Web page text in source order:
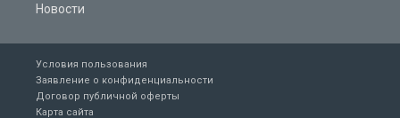
Новости
Условия пользования
Заявление о конфиденциальности
Договор публичной оферты
Карта сайта